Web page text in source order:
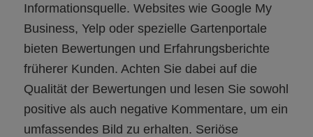
Informationsquelle. Websites wie Google My
Business, Yelp oder spezielle Gartenportale
bieten Bewertungen und Erfahrungsberichte
früherer Kunden. Achten Sie dabei auf die
Qualität der Bewertungen und lesen Sie sowohl
positive als auch negative Kommentare, um ein
umfassendes Bild zu erhalten. Seriöse